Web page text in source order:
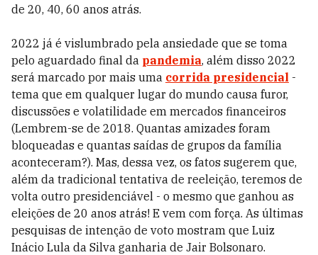
de 20, 40, 60 anos atrás.
2022 já é vislumbrado pela ansiedade que se toma
pelo aguardado final da pandemia, além disso 2022
será marcado por mais uma corrida presidencial -
tema que em qualquer lugar do mundo causa furor,
discussões e volatilidade em mercados financeiros
(Lembrem-se de 2018. Quantas amizades foram
bloqueadas e quantas saídas de grupos da família
aconteceram?). Mas, dessa vez, os fatos sugerem que,
além da tradicional tentativa de reeleição, teremos de
volta outro presidenciável - o mesmo que ganhou as
eleições de 20 anos atrás! E vem com força. As últimas
pesquisas de intenção de voto mostram que Luiz
Inácio Lula da Silva ganharia de Jair Bolsonaro.